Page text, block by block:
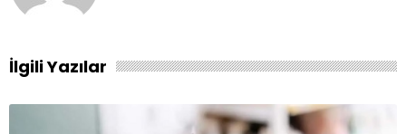
İlgili Yazılar